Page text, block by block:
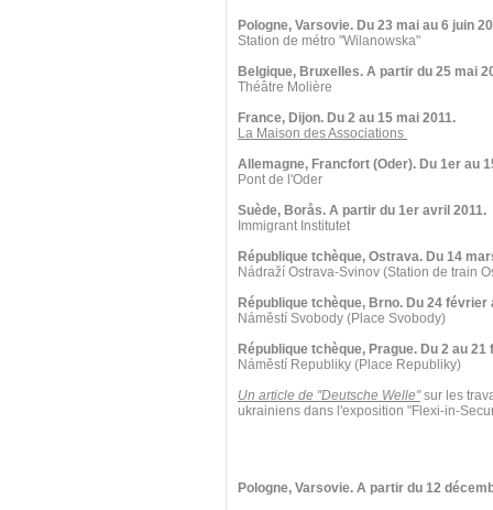
Pologne, Varsovie. Du 23 mai au 6 juin
Station de métro "Wilanowska"
Belgique, Bruxelles. A partir du 25 mai
Théâtre Molière
France, Dijon. Du 2 au 15 mai 2011.
La Maison des Associations
Allemagne, Francfort (Oder). Du 1er au
Pont de l'Oder
Suède, Borås. A partir du 1er avril 2011.
Immigrant Institutet
République tchèque, Ostrava. Du 14
Nádraží Ostrava-Svinov (Station de train
République tchèque, Brno. Du 24 février
Náměstí Svobody (Place Svobody)
République tchèque, Prague. Du 2 au 21
Náměstí Republiky (Place Republiky)
Un article de "Deutsche Welle"sur les
ukrainiens dans l'exposition "Flexi-in-
Pologne, Varsovie. A partir du 12